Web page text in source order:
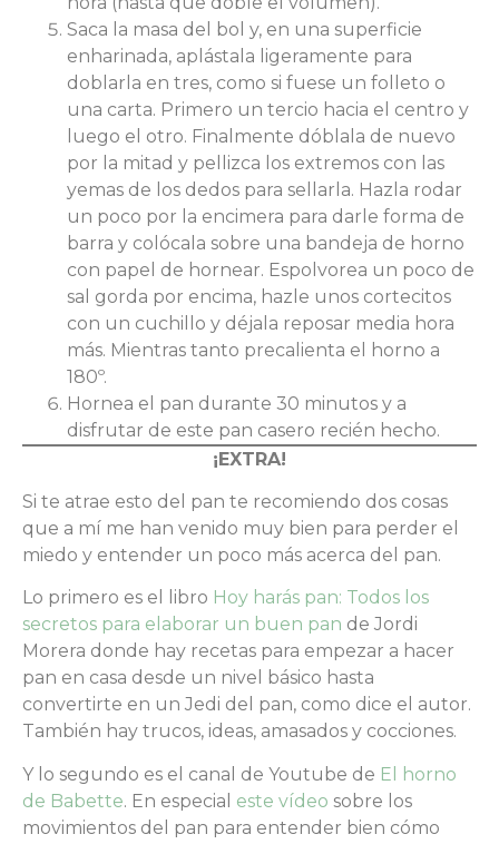
Saca la masa del bol y, en una superficie
enharinada, aplástala ligeramente para
doblarla en tres, como si fuese un folleto o
una carta. Primero un tercio hacia el centro y
luego el otro. Finalmente dóblala de nuevo
por la mitad y pellizca los extremos con las
yemas de los dedos para sellarla. Hazla rodar
un poco por la encimera para darle forma de
barra y colócala sobre una bandeja de horno
con papel de hornear. Espolvorea un poco de
sal gorda por encima, hazle unos cortecitos
con un cuchillo y déjala reposar media hora
más. Mientras tanto precalienta el horno a
180º.
Hornea el pan durante 30 minutos y a
disfrutar de este pan casero recién hecho.
¡EXTRA!
Si te atrae esto del pan te recomiendo dos cosas
que a mí me han venido muy bien para perder el
miedo y entender un poco más acerca del pan.
Lo primero es el libro Hoy harás pan: Todos los
secretos para elaborar un buen pan de Jordi
Morera donde hay recetas para empezar a hacer
pan en casa desde un nivel básico hasta
convertirte en un Jedi del pan, como dice el autor.
También hay trucos, ideas, amasados y cocciones.
Y lo segundo es el canal de Youtube de El horno
de Babette. En especial este vídeo sobre los
movimientos del pan para entender bien cómo